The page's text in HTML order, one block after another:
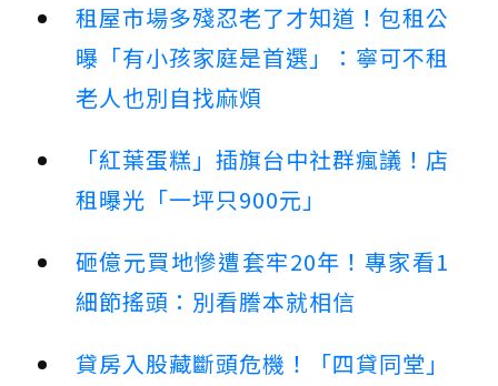
租屋市場多殘忍老了才知道！包租公
曝「有小孩家庭是首選」：寧可不租
老人也別自找麻煩
「紅葉蛋糕」插旗台中社群瘋議！店
租曝光「一坪只900元」
砸億元買地慘遭套牢20年！專家看1
細節搖頭：別看謄本就相信
貸房入股藏斷頭危機！「四貸同堂」